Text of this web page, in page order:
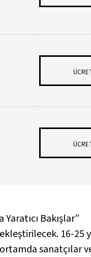
Bakışlar”
16-25
sanatçılar